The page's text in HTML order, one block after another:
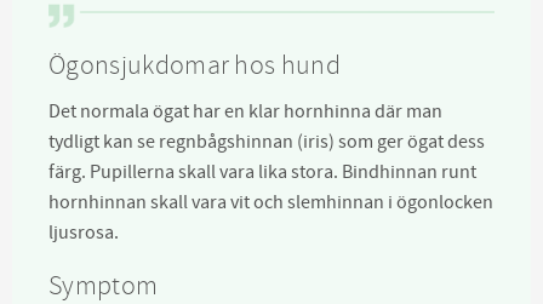
Ögonsjukdomar hos hund
Det normala ögat har en klar hornhinna där man
tydligt kan se regnbågshinnan (iris) som ger ögat dess
färg. Pupillerna skall vara lika stora. Bindhinnan runt
hornhinnan skall vara vit och slemhinnan i ögonlocken
ljusrosa.
Symptom